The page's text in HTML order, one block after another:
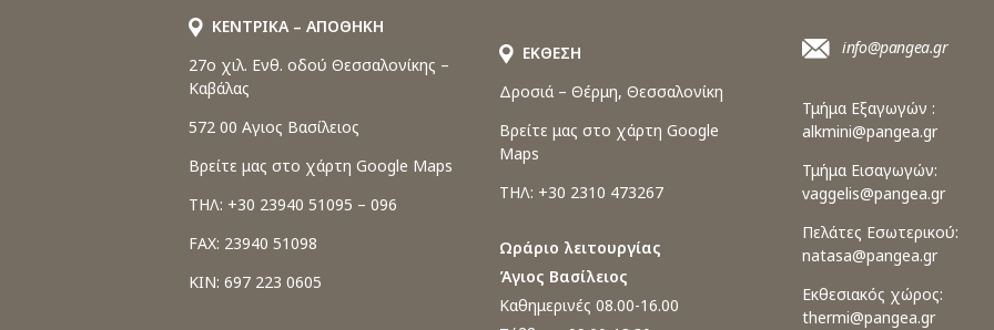
ΚΕΝΤΡΙΚΑ – ΑΠΟΘΗΚΗ
27o χιλ. Ενθ. οδού Θεσσαλονίκης –
Καβάλας
572 00 Αγιος Βασίλειος
Βρείτε μας στο χάρτη Google Maps
ΤΗΛ: +30 23940 51095 – 096
FAX: 23940 51098
ΚΙΝ: 697 223 0605
ΕΚΘΕΣΗ
Δροσιά – Θέρμη, Θεσσαλονίκη
Βρείτε μας στο χάρτη Google
Maps
ΤΗΛ: +30 2310 473267
Ωράριο λειτουργίας
Άγιος Βασίλειος
Καθημερινές 08.00-16.00
info@pangea.gr
Τμήμα Εξαγωγών :
alkmini@pangea.gr
Τμήμα Εισαγωγών:
vaggelis@pangea.gr
Πελάτες Εσωτερικού:
natasa@pangea.gr
Εκθεσιακός χώρος:
thermi@pangea.gr